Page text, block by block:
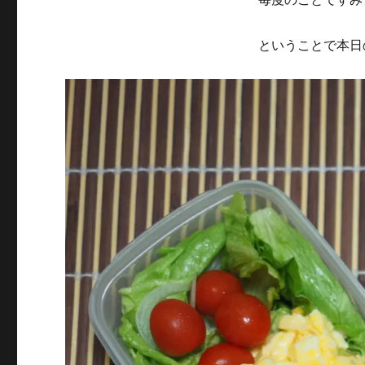
ということで本